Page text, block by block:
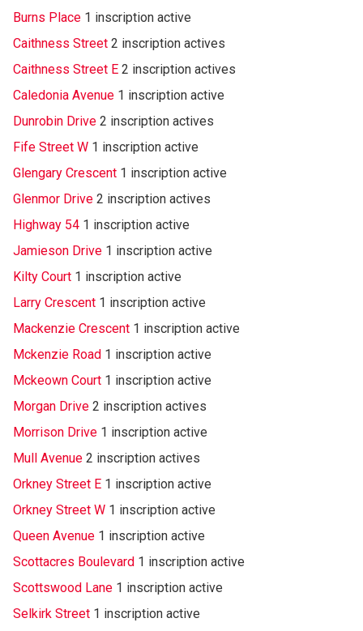
Burns Place 1 inscription active
Caithness Street 2 inscription actives
Caithness Street E 2 inscription actives
Caledonia Avenue 1 inscription active
Dunrobin Drive 2 inscription actives
Fife Street W 1 inscription active
Glengary Crescent 1 inscription active
Glenmor Drive 2 inscription actives
Highway 54 1 inscription active
Jamieson Drive 1 inscription active
Kilty Court 1 inscription active
Larry Crescent 1 inscription active
Mackenzie Crescent 1 inscription active
Mckenzie Road 1 inscription active
Mckeown Court 1 inscription active
Morgan Drive 2 inscription actives
Morrison Drive 1 inscription active
Mull Avenue 2 inscription actives
Orkney Street E 1 inscription active
Orkney Street W 1 inscription active
Queen Avenue 1 inscription active
Scottacres Boulevard 1 inscription active
Scottswood Lane 1 inscription active
Selkirk Street 1 inscription active